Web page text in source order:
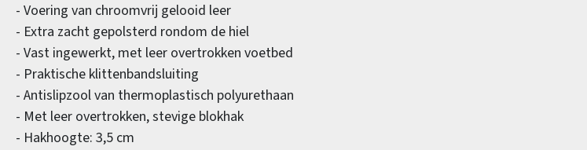
- Voering van chroomvrij gelooid leer
- Extra zacht gepolsterd rondom de hiel
- Vast ingewerkt, met leer overtrokken voetbed
- Praktische klittenbandsluiting
- Antislipzool van thermoplastisch polyurethaan
- Met leer overtrokken, stevige blokhak
- Hakhoogte: 3,5 cm